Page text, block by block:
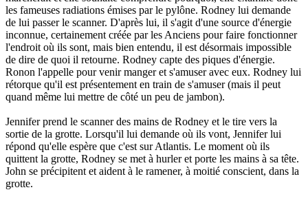
les fameuses radiations émises par le pylône. Rodney lui demande
de lui passer le scanner. D'après lui, il s'agit d'une source d'énergie
inconnue, certainement créée par les Anciens pour faire fonctionner
l'endroit où ils sont, mais bien entendu, il est désormais impossible
de dire de quoi il retourne. Rodney capte des piques d'énergie.
Ronon l'appelle pour venir manger et s'amuser avec eux. Rodney lui
rétorque qu'il est présentement en train de s'amuser (mais il peut
quand même lui mettre de côté un peu de jambon).
Jennifer prend le scanner des mains de Rodney et le tire vers la
sortie de la grotte. Lorsqu'il lui demande où ils vont, Jennifer lui
répond qu'elle espère que c'est sur Atlantis. Le moment où ils
quittent la grotte, Rodney se met à hurler et porte les mains à sa tête.
John se précipitent et aident à le ramener, à moitié conscient, dans la
grotte.